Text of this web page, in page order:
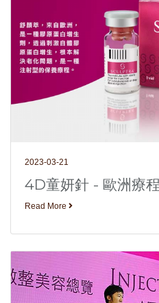
2023-03-21
4D童妍針 - 歐洲療
Read More